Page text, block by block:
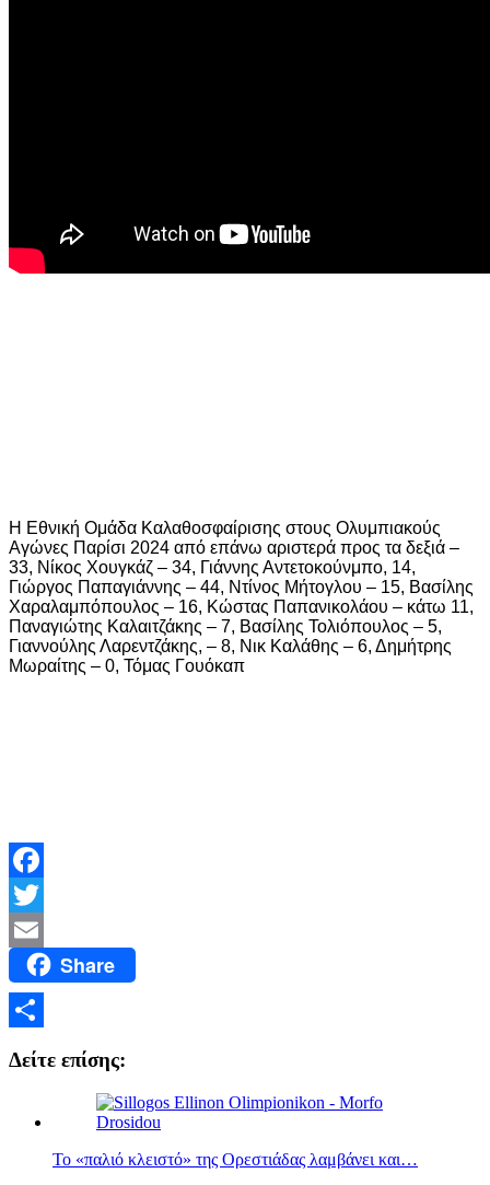
Η Εθνική Ομάδα Καλαθοσφαίρισης στους Ολυμπιακούς
Αγώνες Παρίσι 2024 από επάνω αριστερά προς τα δεξιά –
33, Νίκος Χουγκάζ – 34, Γιάννης Αντετοκούνμπο, 14,
Γιώργος Παπαγιάννης – 44, Ντίνος Μήτογλου – 15, Βασίλης
Χαραλαμπόπουλος – 16, Κώστας Παπανικολάου – κάτω 11,
Παναγιώτης Καλαιτζάκης – 7, Βασίλης Τολιόπουλος – 5,
Γιαννούλης Λαρεντζάκης, – 8, Νικ Καλάθης – 6, Δημήτρης
Μωραίτης – 0, Τόμας Γουόκαπ
Facebook
Twitter
Email Share
Δείτε επίσης:
Το «παλιό κλειστό» της Ορεστιάδας λαμβάνει και…